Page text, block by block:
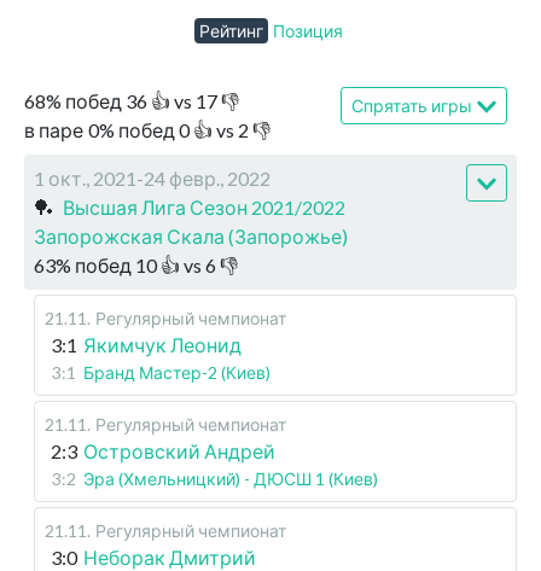
68% побед 36 👍 vs 17👎
в паре 0% побед 0👍 vs 2 👎
Спрятать игры
1 окт., 2021-24 февр., 2022
🏓 Высшая Лига Сезон 2021/2022
Запорожская Скала (Запорожье)
63% побед 10👍 vs 6👎
21.11 . Регулярный чемпионат
3:1 Якимчук Леонид
3:1 Бранд Мастер-2 (Киев)
21.11 . Регулярный чемпионат
2:3 Островский Андрей
3:2 Эра (Хмельницкий) - ДЮСШ 1 (Киев)
21.11 . Регулярный чемпионат
3:0 Неборак Дмитрий
Рейтинг Позиция